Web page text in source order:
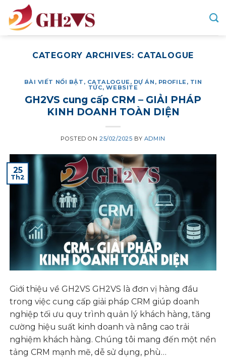
content
CATEGORY ARCHIVES: CATALOGUE
BÀI VIẾT NỔI BẬT , CATALOGUE, DỰ ÁN , PROFILE, TIN
TỨC,WEBSITE
GH2VS cung cấp CRM – GIẢI PHÁP
KINH DOANH TOÀN DIỆN
POSTED ON 25/02/2025 BY ADMIN
25
Th2
Giới thiệu về GH2VS GH2VS là đơn vị hàng đầu
trong việc cung cấp giải pháp CRM giúp doanh
nghiệp tối ưu quy trình quản lý khách hàng, tăng
cường hiệu suất kinh doanh và nâng cao trải
nghiệm khách hàng. Chúng tôi mang đến một nền
tảng CRM mạnh mẽ, dễ sử dụng, phù…